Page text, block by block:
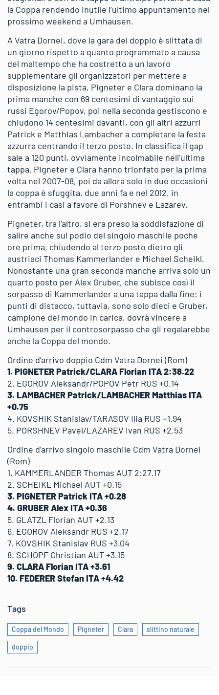
la Coppa rendendo inutile l’ultimo appuntamento nel
prossimo weekend a Umhausen.
A Vatra Dornei, dove la gara del doppio è slittata di
un giorno rispetto a quanto programmato a causa
del maltempo che ha costretto a un lavoro
supplementare gli organizzatori per mettere a
disposizione la pista, Pigneter e Clara dominano la
prima manche con 69 centesimi di vantaggio sui
russi Egorov/Popov, poi nella seconda gestiscono e
chiudono 14 centesimi davanti, con gli altri azzurri
Patrick e Matthias Lambacher a completare la festa
azzurra centrando il terzo posto. In classifica il gap
sale a 120 punti, ovviamente incolmabile nell’ultima
tappa. Pigneter e Clara hanno trionfato per la prima
volta nel 2007-08, poi da allora solo in due occasioni
la coppa è sfuggita, due anni fa e nel 2012, in
entrambi i casi a favore di Porshnev e Lazarev.
Pigneter, tra l’altro, si era preso la soddisfazione di
salire anche sul podio del singolo maschile poche
ore prima, chiudendo al terzo posto dietro gli
austriaci Thomas Kammerlander e Michael Scheikl.
Nonostante una gran seconda manche arriva solo un
quarto posto per Alex Gruber, che subisce così il
sorpasso di Kammerlander a una tappa dalla fine: i
punti di distacco, tuttavia, sono solo dieci e Gruber,
campione del mondo in carica, dovrà vincere a
Umhausen per il controsorpasso che gli regalarebbe
anche la Coppa del mondo.
Ordine d’arrivo doppio Cdm Vatra Dornei (Rom)
1. PIGNETER Patrick/CLARA Florian ITA 2:38.22
2. EGOROV Aleksandr/POPOV Petr RUS +0.14
3. LAMBACHER Patrick/LAMBACHER Matthias ITA
+0.75
4. KOVSHIK Stanislav/TARASOV Ilia RUS +1.94
5. PORSHNEV Pavel/LAZAREV Ivan RUS +2.53
Ordine d’arrivo singolo maschile Cdm Vatra Dornei
(Rom)
1. KAMMERLANDER Thomas AUT 2:27.17
2. SCHEIKL Michael AUT +0.15
3. PIGNETER Patrick ITA +0.28
4. GRUBER Alex ITA +0.36
5. GLATZL Florian AUT +2.13
6. EGOROV Aleksandr RUS +2.17
7. KOVSHIK Stanislav RUS +3.04
8. SCHOPF Christian AUT +3.15
9. CLARA Florian ITA +3.61
10. FEDERER Stefan ITA +4.42
Tags
Coppa del Mondo Pigneter Clara slittino naturale
doppio